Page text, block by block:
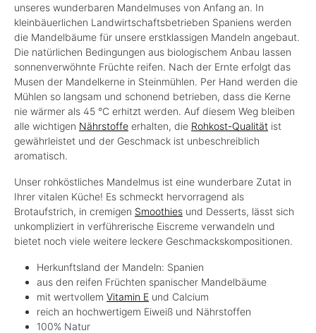
unseres wunderbaren Mandelmuses von Anfang an. In
kleinbäuerlichen Landwirtschaftsbetrieben Spaniens werden
die Mandelbäume für unsere erstklassigen Mandeln angebaut.
Die natürlichen Bedingungen aus biologischem Anbau lassen
sonnenverwöhnte Früchte reifen. Nach der Ernte erfolgt das
Musen der Mandelkerne in Steinmühlen. Per Hand werden die
Mühlen so langsam und schonend betrieben, dass die Kerne
nie wärmer als 45 °C erhitzt werden. Auf diesem Weg bleiben
alle wichtigen Nährstoffe erhalten, die Rohkost-Qualität ist
gewährleistet und der Geschmack ist unbeschreiblich
aromatisch.
Unser rohköstliches Mandelmus ist eine wunderbare Zutat in
Ihrer vitalen Küche! Es schmeckt hervorragend als
Brotaufstrich, in cremigen Smoothies und Desserts, lässt sich
unkompliziert in verführerische Eiscreme verwandeln und
bietet noch viele weitere leckere Geschmackskompositionen.
Herkunftsland der Mandeln: Spanien
aus den reifen Früchten spanischer Mandelbäume
mit wertvollem Vitamin E und Calcium
reich an hochwertigem Eiweiß und Nährstoffen
100% Natur